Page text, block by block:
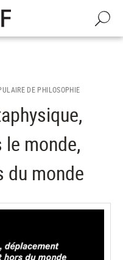
Recherche
DE PHILOSOPHIE
monde,
du monde